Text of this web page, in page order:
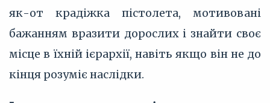
як-от крадіжка пістолета, мотивовані
бажанням вразити дорослих і знайти своє
місце в їхній ієрархії, навіть якщо він не до
кінця розуміє наслідки.